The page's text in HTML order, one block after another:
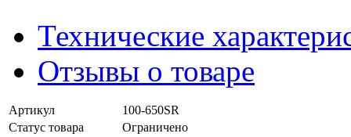
Технические
Отзывы о товаре
Артикул
100-650SR
Статус товара
Ограничено